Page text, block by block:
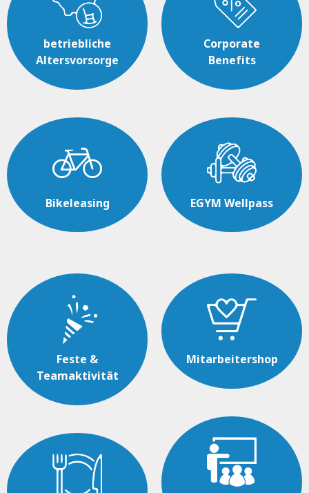
betriebliche
Altersvorsorge
Bikeleasing
Corporate
Benefits
EGYM Wellpass
Feste &
Teamaktivität
Mitarbeitershop